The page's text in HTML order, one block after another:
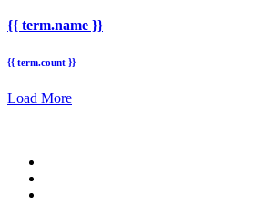
{{ term.name }}
{{ term.count }}
Load More